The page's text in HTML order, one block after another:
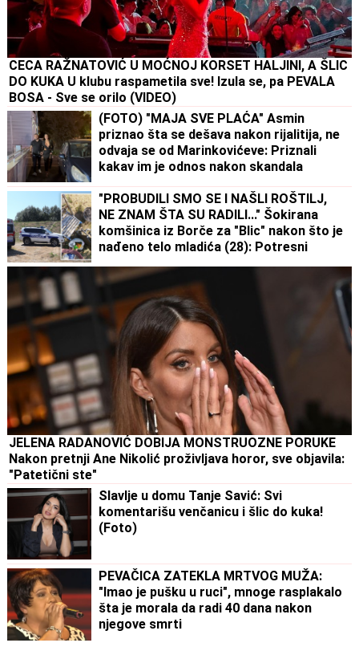
CECA RAŽNATOVIĆ U MOĆNOJ KORSET HALJINI, A ŠLIC
DO KUKA U klubu raspametila sve! Izula se, pa PEVALA
BOSA - Sve se orilo (VIDEO)
(FOTO) "MAJA SVE PLAĆA" Asmin
priznao šta se dešava nakon rijalitija, ne
odvaja se od Marinkovićeve: Priznali
kakav im je odnos nakon skandala
"PROBUDILI SMO SE I NAŠLI ROŠTILJ,
NE ZNAM ŠTA SU RADILI..." Šokirana
komšinica iz Borče za "Blic" nakon što je
nađeno telo mladića (28): Potresni
prizori sa lica mesta (FOTO, VIDEO)
JELENA RADANOVIĆ DOBIJA MONSTRUOZNE PORUKE
Nakon pretnji Ane Nikolić proživljava horor, sve objavila:
"Patetični ste"
Slavlje u domu Tanje Savić: Svi
komentarišu venčanicu i šlic do kuka!
(Foto)
PEVAČICA ZATEKLA MRTVOG MUŽA:
"Imao je pušku u ruci", mnoge rasplakalo
šta je morala da radi 40 dana nakon
njegove smrti